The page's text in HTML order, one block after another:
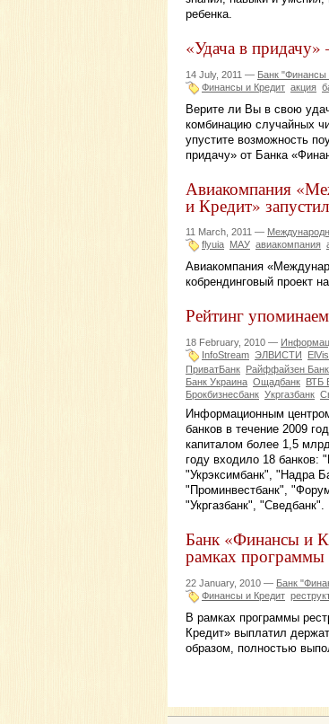
ребенка.
«Удача в
14 July, 2011 — Банк "Финансы
Финансы и Кредит акция
Верите ли Вы в свою
комбинацию случайных
упустите возможность
придачу» от Банка
Авиакомпания
и Кредит»
11 March, 2011 —
flyuia МАУ авиакомпания
Авиакомпания
кобрендинговый проект
Рейтинг
18 February, 2010 —
InfoStream ЭЛВИСТИ
ПриватБанк Райффайзен
Банк Украина Ощадбанк ВТБ
Брокбизнесбанк Укргазбанк
Информационным
банков в течение 2009
капиталом более 1,5
году входило 18 банков:
"Укрэксимбанк", "Надра
"Проминвестбанк",
"Укргазбанк", "Сведбанк".
Банк «Финансы и
рамках программы
22 January, 2010 — Банк
Финансы и Кредит
В рамках программы
Кредит» выплатил
образом, полностью